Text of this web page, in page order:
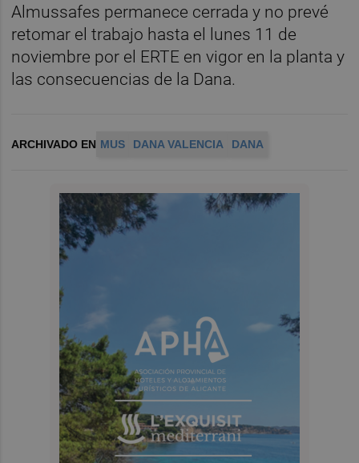
Almussafes permanece cerrada y no prevé
retomar el trabajo hasta el lunes 11 de
noviembre por el ERTE en vigor en la planta y
las consecuencias de la Dana.
ARCHIVADO EN MUS DANA VALENCIA DANA